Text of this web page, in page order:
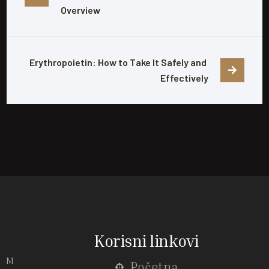
Overview
Erythropoietin: How to Take It Safely and
Effectively
M
Korisni linkovi